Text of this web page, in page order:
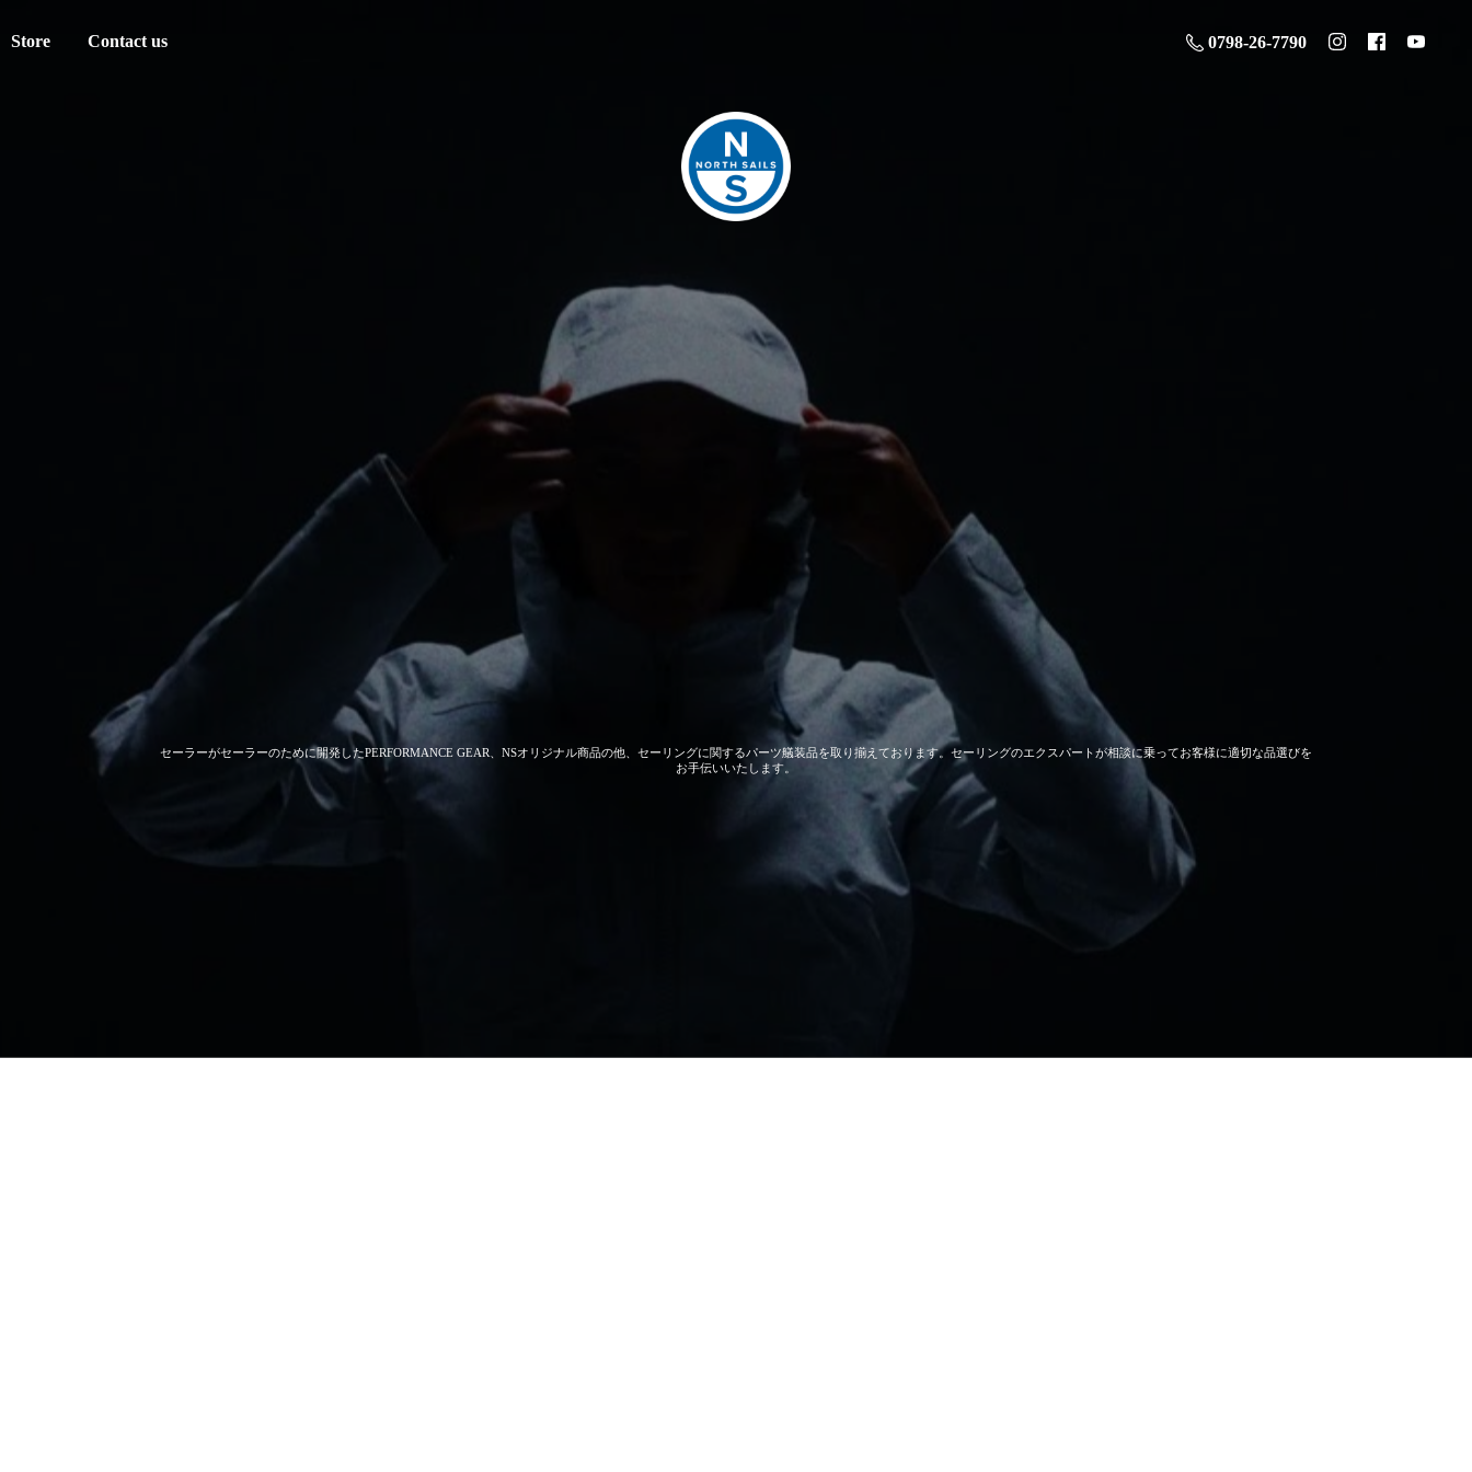
Store Contact us 0798-26-7790
セーラーがセーラーのために開発したPERFORMANCE GEAR、NSオリジナル商品の他、セーリングに関するパーツ艤装品を取り揃えております。セーリングのエクスパートが相談に乗ってお客様に適切な品選びを
お手伝いいたします。